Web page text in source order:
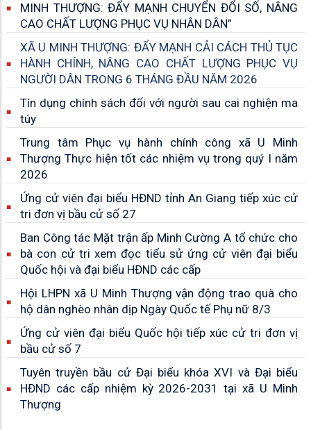
MINH THƯỢNG: ĐẨY MẠNH CHUYỂN ĐỔI SỐ, NÂNG
CAO CHẤT LƯỢNG PHỤC VỤ NHÂN DÂN”
XÃ U MINH THƯỢNG: ĐẨY MẠNH CẢI CÁCH THỦ TỤC
HÀNH CHÍNH, NÂNG CAO CHẤT LƯỢNG PHỤC VỤ
NGƯỜI DÂN TRONG 6 THÁNG ĐẦU NĂM 2026
Tín dụng chính sách đối với người sau cai nghiện ma
túy
Trung tâm Phục vụ hành chính công xã U Minh
Thượng Thực hiện tốt các nhiệm vụ trong quý I năm
2026
Ứng cử viên đại biểu HĐND tỉnh An Giang tiếp xúc cử
tri đơn vị bầu cử số 27
Ban Công tác Mặt trận ấp Minh Cường A tổ chức cho
bà con cử tri xem đọc tiểu sử ứng cử viên đại biểu
Quốc hội và đại biểu HĐND các cấp
Hội LHPN xã U Minh Thượng vận động trao quà cho
hộ dân nghèo nhân dịp Ngày Quốc tế Phụ nữ 8/3
Ứng cử viên đại biểu Quốc hội tiếp xúc cử tri đơn vị
bầu cử số 7
Tuyên truyền bầu cử Đại biểu khóa XVI và Đại biểu
HĐND các cấp nhiệm kỳ 2026-2031 tại xã U Minh
Thượng